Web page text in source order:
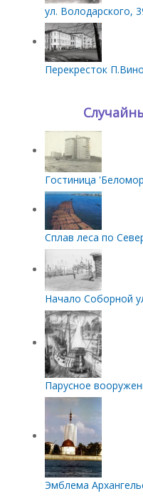
ул. Володарского,
Перекресток
Гостиница
Сплав леса по
Начало Соборной
Парусное
Эмблема